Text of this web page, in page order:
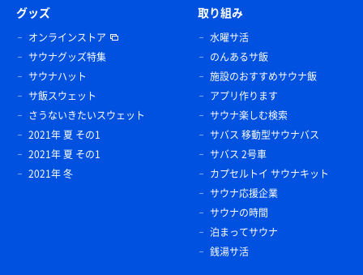
グッズ
オンラインストア
サウナグッズ特集
サウナハット
サ飯スウェット
さうないきたいスウェット
2021年 夏 その1
2021年 夏 その1
2021年 冬
取り組み
水曜サ活
のんあるサ飯
施設のおすすめサウナ飯
アプリ作ります
サウナ楽しむ検索
サバス 移動型サウナバス
サバス 2号車
カプセルトイ サウナキット
サウナ応援企業
サウナの時間
泊まってサウナ
銭湯サ活